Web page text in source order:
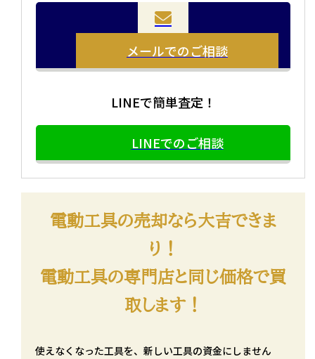
メールでのご相談
LINEで簡単査定！
LINEでのご相談
電動工具の売却なら大吉できま
り！
電動工具の専門店と同じ価格で買
取します！
使えなくなった工具を、新しい工具の資金にしません